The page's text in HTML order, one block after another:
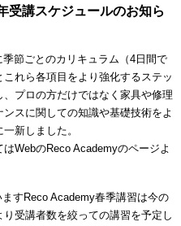
講スケジュールのお知ら
節ごとのカリキュラム（4日間で
れら各項目をより強化するステッ
プロの方だけではなく家具や修理
スに関しての知識や基礎技術をよ
新しました。
WebのReco Academyのページよ
すReco Academy春季講習は今の
受講者数を絞っての講習を予定し